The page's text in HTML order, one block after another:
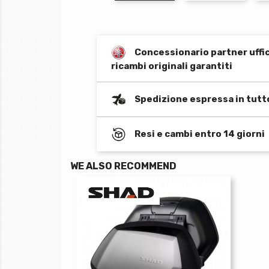
Concessionario partner
ricambi originali garantiti
Spedizione espressa in
Resi e cambi entro 14 giorni
WE ALSO RECOMMEND